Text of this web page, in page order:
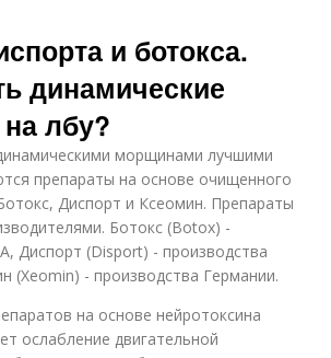
и ботокса.
динамические
лбу?
морщинами лучшими
препараты на основе очищенного
Диспорт и Ксеомин. Препараты
Ботокс (Botox) -
Диспорт (Disport) - производства
(Xeomin) - производства Германии.
на основе нейротоксина
ослабление двигательной